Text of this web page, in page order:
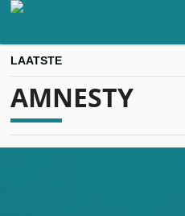
LAATSTE
AMNESTY